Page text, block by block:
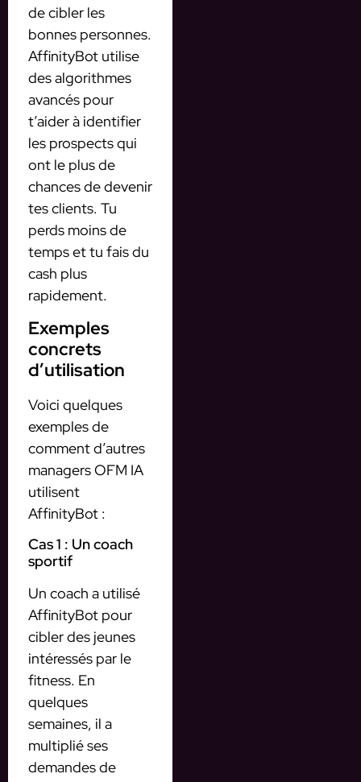
de cibler les
bonnes personnes.
AffinityBot utilise
des algorithmes
avancés pour
t’aider à identifier
les prospects qui
ont le plus de
chances de devenir
tes clients. Tu
perds moins de
temps et tu fais du
cash plus
rapidement.
Exemples
concrets
d’utilisation
Voici quelques
exemples de
comment d’autres
managers OFM IA
utilisent
AffinityBot :
Cas 1 : Un coach
sportif
Un coach a utilisé
AffinityBot pour
cibler des jeunes
intéressés par le
fitness. En
quelques
semaines, il a
multiplié ses
demandes de